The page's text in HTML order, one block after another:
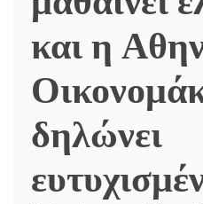
και η
δηλώνει